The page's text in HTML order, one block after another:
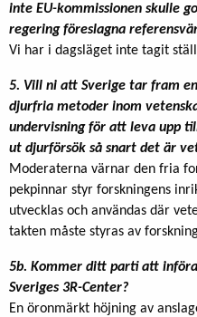
inte EU-kommissionen skulle
regering föreslagna
Vi har i dagsläget inte tagit
5. Vill ni att Sverige tar fram
djurfria metoder inom
undervisning för att leva upp
ut djurförsök så snart det är
Moderaterna värnar den fria
pekpinnar styr forskningens
utvecklas och användas där
takten måste styras av
5b. Kommer ditt parti att
Sveriges 3R-Center?
En öronmärkt höjning av